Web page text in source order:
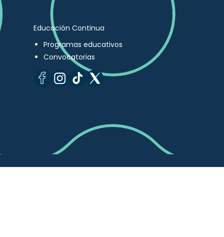
Educación Continua
Programas educativos
Convocatorias